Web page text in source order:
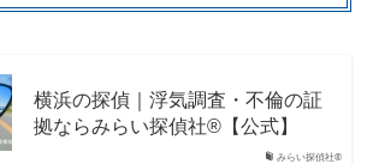
みらい探偵社®︎
横浜の探偵｜浮気調査・不倫の証
拠ならみらい探偵社®︎【公式】